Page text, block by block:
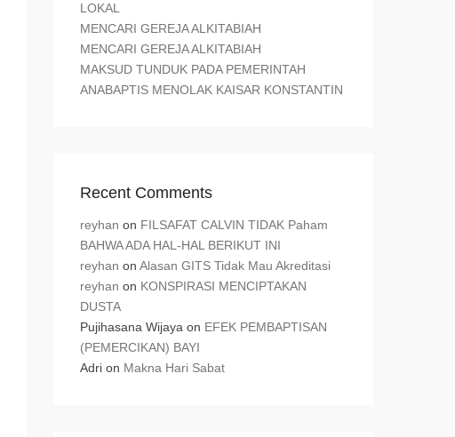
LOKAL
MENCARI GEREJA ALKITABIAH
MENCARI GEREJA ALKITABIAH
MAKSUD TUNDUK PADA PEMERINTAH
ANABAPTIS MENOLAK KAISAR KONSTANTIN
Recent Comments
reyhan on FILSAFAT CALVIN TIDAK Paham
BAHWA ADA HAL-HAL BERIKUT INI
reyhan on Alasan GITS Tidak Mau Akreditasi
reyhan on KONSPIRASI MENCIPTAKAN
DUSTA
Pujihasana Wijaya on EFEK PEMBAPTISAN
(PEMERCIKAN) BAYI
Adri on Makna Hari Sabat